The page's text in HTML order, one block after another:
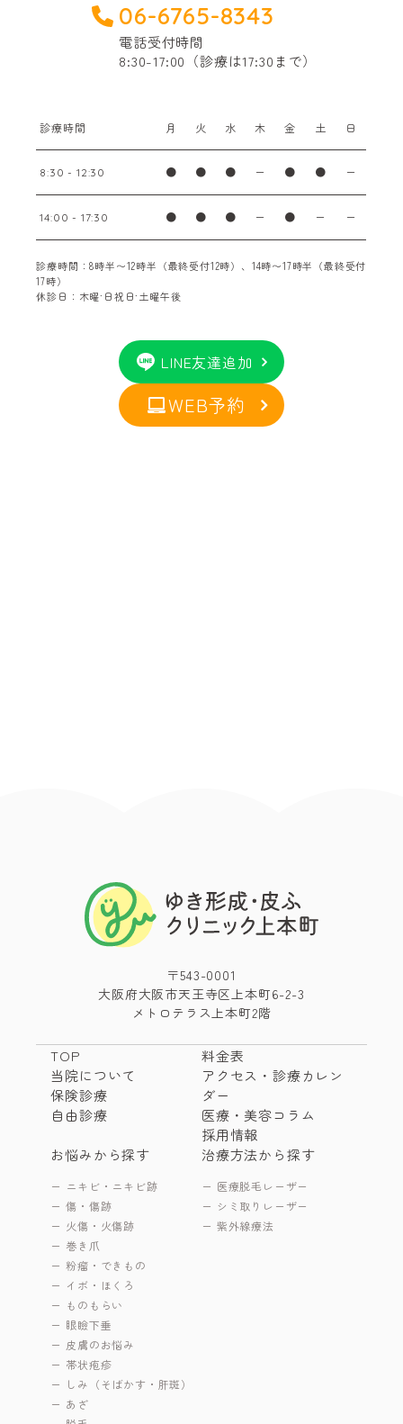
06-6765-8343
電話受付時間
8:30-17:00（診療は17:30まで）
診療時間 月 火 水 木 金 土 日
8:30 - 12:30 ● ● ● ー ● ● ー
14:00 - 17:30 ● ● ● ー ● ー ー
診療時間：8時半〜12時半（最終受付12時）、14時〜17時半（最終受付
17時）
休診日：木曜·日祝日·土曜午後
LINE友達追加
WEB予約
〒543-0001
大阪府大阪市天王寺区上本町6-2-3
メトロテラス上本町2階
TOP
当院について
保険診療
自由診療
料金表
アクセス・診療カレン
ダー
医療・美容コラム
採用情報
お悩みから探す
ニキビ・ニキビ跡
傷・傷跡
火傷・火傷跡
巻き爪
粉瘤・できもの
イボ・ほくろ
ものもらい
眼瞼下垂
皮膚のお悩み
帯状疱疹
しみ（そばかす・肝斑）
あざ
治療方法から探す
医療脱毛レーザー
シミ取りレーザー
紫外線療法